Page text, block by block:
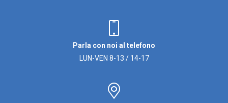
Parla con noi al telefono
LUN-VEN 8-13 / 14-17